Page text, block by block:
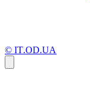
© IT.OD.UA